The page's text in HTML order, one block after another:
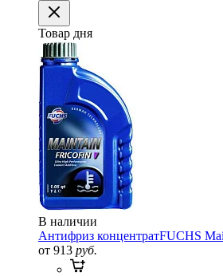
Товар дня
В наличии
Антифриз концентратFUCHS
от 913 руб.